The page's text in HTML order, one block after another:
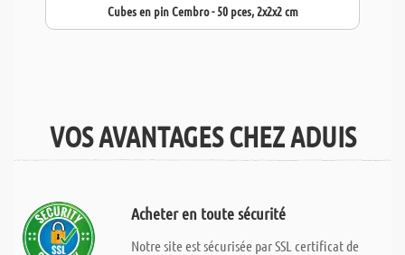
Cubes en pin Cembro - 50 pces, 2x2x2 cm
VOS AVANTAGES CHEZ ADUIS
Acheter en toute sécurité
Notre site est sécurisée par SSL certificat de